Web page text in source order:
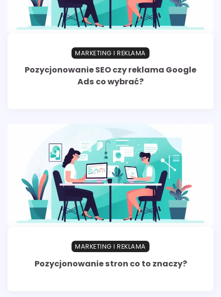
MARKETING I REKLAMA
Pozycjonowanie SEO czy reklama Google
Ads co wybrać?
MARKETING I REKLAMA
Pozycjonowanie stron co to znaczy?